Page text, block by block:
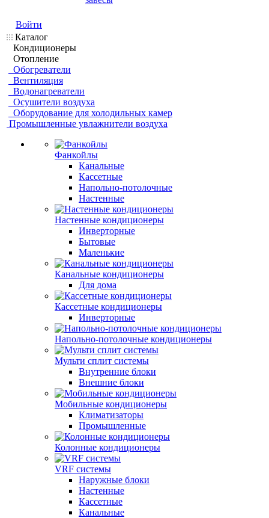
Войти
Каталог
Кондиционеры
Отопление
Обогреватели
Вентиляция
Водонагреватели
Осушители воздуха
Оборудование для холодильных камер
Промышленные увлажнители воздуха
Фанкойлы
Канальные
Кассетные
Напольно-потолочные
Настенные
Настенные кондиционеры
Инверторные
Бытовые
Маленькие
Канальные кондиционеры
Для дома
Кассетные кондиционеры
Инверторные
Напольно-потолочные кондиционеры
Мульти сплит системы
Внутренние блоки
Внешние блоки
Мобильные кондиционеры
Климатизаторы
Промышленные
Колонные кондиционеры
VRF системы
Наружные блоки
Настенные
Кассетные
Канальные